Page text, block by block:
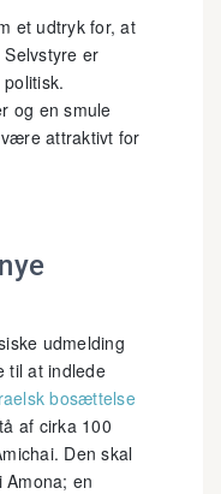
et udtryk for, at
er
og en smule
attraktivt for
udmelding
til at indlede
bosættelse
af cirka 100
Den skal
en